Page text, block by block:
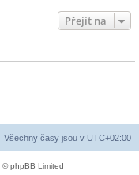
Přejít na
Všechny časy jsou v UTC+02:00
© phpBB Limited